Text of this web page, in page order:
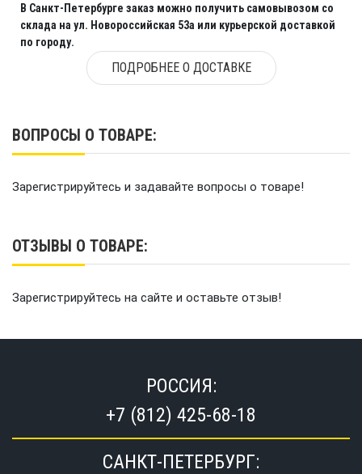
В Санкт-Петербурге заказ можно получить самовывозом со
склада на ул. Новороссийская 53а или курьерской доставкой
по городу.
ПОДРОБНЕЕ О ДОСТАВКЕ
ВОПРОСЫ О ТОВАРЕ:
Зарегистрируйтесь и задавайте вопросы о товаре!
ОТЗЫВЫ О ТОВАРЕ:
Зарегистрируйтесь на сайте и оставьте отзыв!
РОССИЯ:
+7 (812) 425-68-18
САНКТ-ПЕТЕРБУРГ: